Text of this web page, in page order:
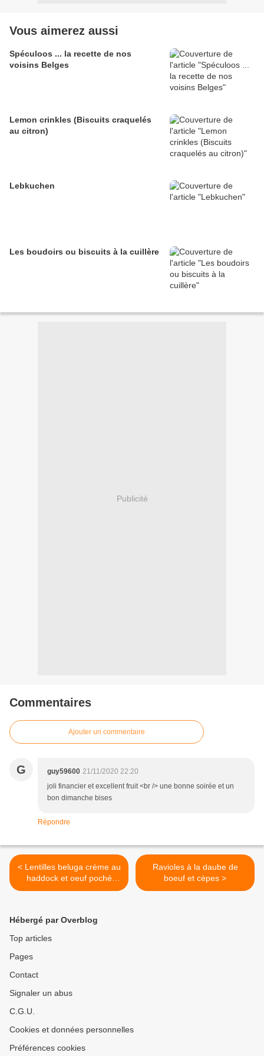
Vous aimerez aussi
Spéculoos ... la recette de nos
voisins Belges
Lemon crinkles (Biscuits craquelés
au citron)
Lebkuchen
Les boudoirs ou biscuits à la cuillère
Publicité
Commentaires
Ajouter un commentaire
G guy59600 21/11/2020 22:20
joli financier et excellent fruit <br /> une bonne soirée et un
bon dimanche bises
Répondre
< Lentilles beluga crème au
haddock et oeuf poché
pané
Ravioles à la daube de
boeuf et cèpes >
Hébergé par Overblog
Top articles
Pages
Contact
Signaler un abus
C.G.U.
Cookies et données personnelles
Préférences cookies